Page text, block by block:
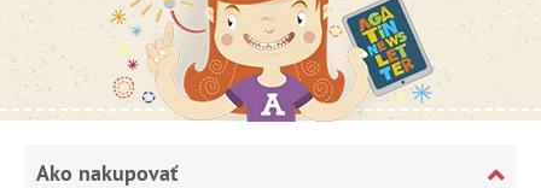
Ako nakupovať